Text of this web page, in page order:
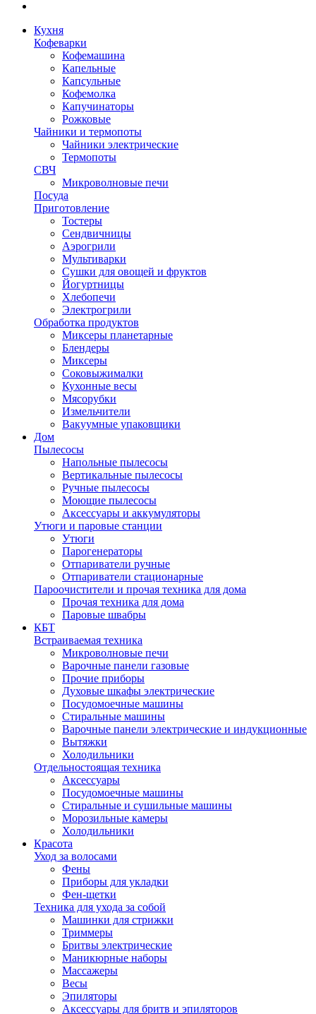
Кухня
Кофеварки
Кофемашина
Капельные
Капсульные
Кофемолка
Капучинаторы
Рожковые
Чайники и термопоты
Чайники электрические
Термопоты
СВЧ
Микроволновые печи
Посуда
Приготовление
Тостеры
Сендвичницы
Аэрогрили
Мультиварки
Сушки для овощей и фруктов
Йогуртницы
Хлебопечи
Электрогрили
Обработка продуктов
Миксеры планетарные
Блендеры
Миксеры
Соковыжималки
Кухонные весы
Мясорубки
Измельчители
Вакуумные упаковщики
Дом
Пылесосы
Напольные пылесосы
Вертикальные пылесосы
Ручные пылесосы
Моющие пылесосы
Аксессуары и аккумуляторы
Утюги и паровые станции
Утюги
Парогенераторы
Отпариватели ручные
Отпариватели стационарные
Пароочистители и прочая техника для дома
Прочая техника для дома
Паровые швабры
КБТ
Встраиваемая техника
Микроволновые печи
Варочные панели газовые
Прочие приборы
Духовые шкафы электрические
Посудомоечные машины
Стиральные машины
Варочные панели электрические и индукционные
Вытяжки
Холодильники
Отдельностоящая техника
Аксессуары
Посудомоечные машины
Стиральные и сушильные машины
Морозильные камеры
Холодильники
Красота
Уход за волосами
Фены
Приборы для укладки
Фен-щетки
Техника для ухода за собой
Машинки для стрижки
Триммеры
Бритвы электрические
Маникюрные наборы
Массажеры
Весы
Эпиляторы
Аксессуары для бритв и эпиляторов